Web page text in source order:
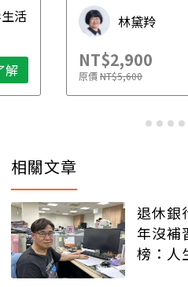
活
解
林黛羚
NT$2,900
原價NT$5,600
相關文章
退休銀
年沒補
榜：人